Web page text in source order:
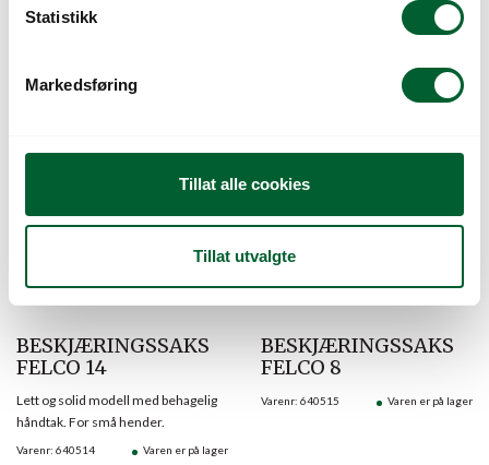
Statistikk
Markedsføring
Tillat alle cookies
Tillat utvalgte
Med rullegrep. For venstrehendte
BESKJÆRINGSSAKS
FELCO 14
Varenr: 640514 Varen er på lager
Lett og solid modell med behagelig
håndtak. For små hender.
BESKJÆRINGSSAKS
FELCO 8
Varenr: 640515 Varen er på lager